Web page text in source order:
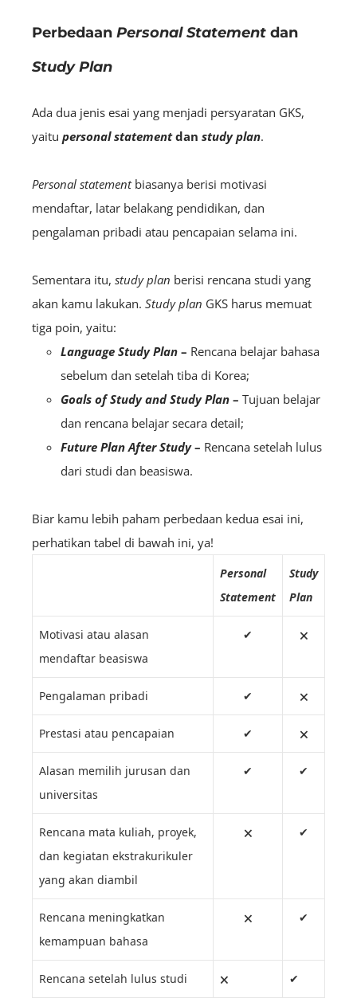
Perbedaan Personal Statement dan
Study Plan
Ada dua jenis esai yang menjadi persyaratan GKS,
yaitu personal statementdan study plan.
Personal statement biasanya berisi motivasi
mendaftar, latar belakang pendidikan, dan
pengalaman pribadi atau pencapaian selama ini.
Sementara itu, study plan berisi rencana studi yang
akan kamu lakukan. Study plan GKS harus memuat
tiga poin, yaitu:
Language Study Plan – Rencana belajar bahasa
sebelum dan setelah tiba di Korea;
Goals of Study and Study Plan – Tujuan belajar
dan rencana belajar secara detail;
Future Plan After Study– Rencana setelah lulus
dari studi dan beasiswa.
Biar kamu lebih paham perbedaan kedua esai ini,
perhatikan tabel di bawah ini, ya!
Personal
Statement
Study
Plan
Motivasi atau alasan
mendaftar beasiswa
✔ 🗙
Pengalaman pribadi ✔ 🗙
Prestasi atau pencapaian ✔ 🗙
Alasan memilih jurusan dan
universitas
✔ ✔
Rencana mata kuliah, proyek,
dan kegiatan ekstrakurikuler
yang akan diambil
🗙 ✔
Rencana meningkatkan
kemampuan bahasa
🗙 ✔
Rencana setelah lulus studi 🗙 ✔